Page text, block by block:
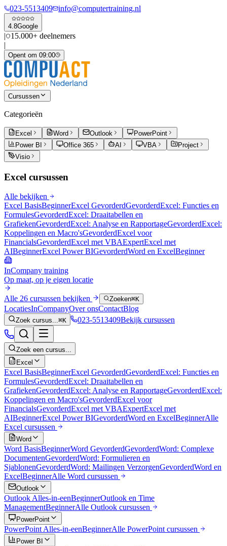
023-5513409 info@computertraining.nl
4.8Google
|
15.000+ deelnemers
|
Opent om 09:00
Cursussen
Categorieën
Excel Word Outlook
PowerPoint
Power BI
Office 365 AI VBA
Project
Visio
Excel cursussen
Alle bekijken
Excel BasisBeginnerExcel GevorderdGevorderdExcel: Functies en
FormulesGevorderdExcel: Draaitabellen en
GrafiekenGevorderdExcel: Analyse en RapportageGevorderdExcel:
Koppelingen en Macro'sGevorderdExcel voor
FinancialsGevorderdExcel met VBAExpertExcel met
AIBeginnerExcel Power BIGevorderdWord en ExcelBeginner
InCompany training
Op maat, op je eigen locatie
Alle 26 cursussen bekijken Zoeken⌘K
LocatiesInCompanyOver onsContactBlog
Zoek cursus...⌘K 023-5513409Bekijk cursussen
Zoek een cursus...
Excel
Excel BasisBeginnerExcel GevorderdGevorderdExcel: Functies en
FormulesGevorderdExcel: Draaitabellen en
GrafiekenGevorderdExcel: Analyse en RapportageGevorderdExcel:
Koppelingen en Macro'sGevorderdExcel voor
FinancialsGevorderdExcel met VBAExpertExcel met
AIBeginnerExcel Power BIGevorderdWord en ExcelBeginnerAlle
Excel cursussen
Word
Word BasisBeginnerWord GevorderdGevorderdWord: Complexe
DocumentenGevorderdWord: Formulieren en
SjablonenGevorderdWord: Mailingen VerzorgenGevorderdWord en
ExcelBeginnerAlle Word cursussen
Outlook
Outlook Alles-in-eenBeginnerOutlook en Time
ManagementBeginnerAlle Outlook cursussen
PowerPoint
PowerPoint Alles-in-eenBeginnerAlle PowerPointcursussen
Power BI